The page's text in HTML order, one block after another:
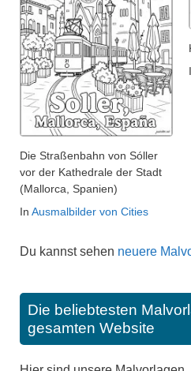
Die Straßenbahn von Sóller
vor der Kathedrale der Stadt
(Mallorca, Spanien)
In Ausmalbilder von Cities
Du kannst sehen neuere
Die beliebtesten
gesamten Website